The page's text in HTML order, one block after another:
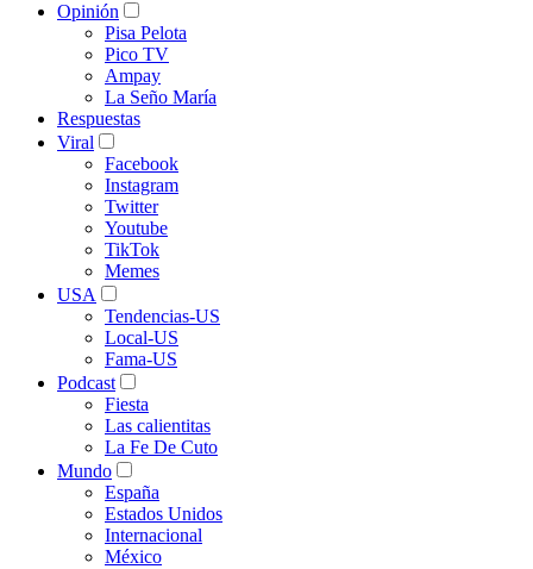
Opinión
Pisa Pelota
Pico TV
Ampay
La Seño María
Respuestas
Viral
Facebook
Instagram
Twitter
Youtube
TikTok
Memes
USA
Tendencias-US
Local-US
Fama-US
Podcast
Fiesta
Las calientitas
La Fe De Cuto
Mundo
España
Estados Unidos
Internacional
México